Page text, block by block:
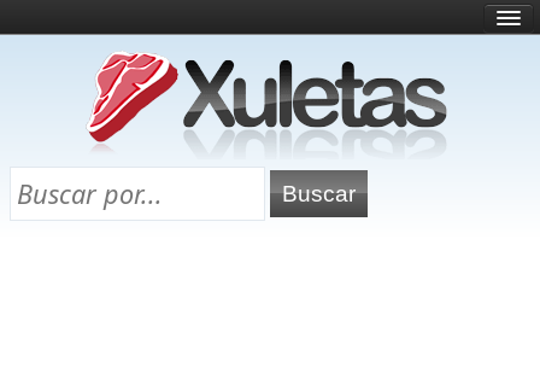
¿Qué es esto?
Directorio
Chuletas para exámenes